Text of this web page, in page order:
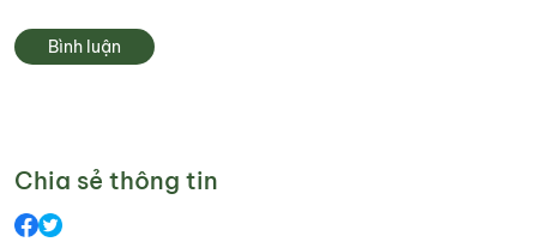
Bình luận
Chia sẻ thông tin